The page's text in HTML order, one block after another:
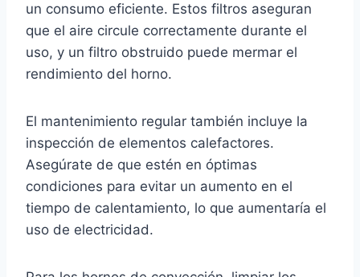
un consumo eficiente. Estos filtros aseguran
que el aire circule correctamente durante el
uso, y un filtro obstruido puede mermar el
rendimiento del horno.
El mantenimiento regular también incluye la
inspección de elementos calefactores.
Asegúrate de que estén en óptimas
condiciones para evitar un aumento en el
tiempo de calentamiento, lo que aumentaría el
uso de electricidad.